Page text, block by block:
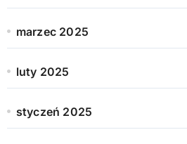
marzec 2025
luty 2025
styczeń 2025